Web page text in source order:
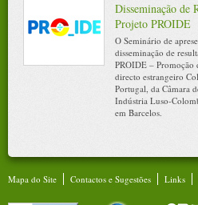
Disseminação de
Projeto PROIDE
O Seminário de
disseminação de
PROIDE – Promoção
directo estrangeiro
Portugal, da Câmara
Indústria Luso-
em Barcelos.
Mapa do Site Contactos e Sugestões Links